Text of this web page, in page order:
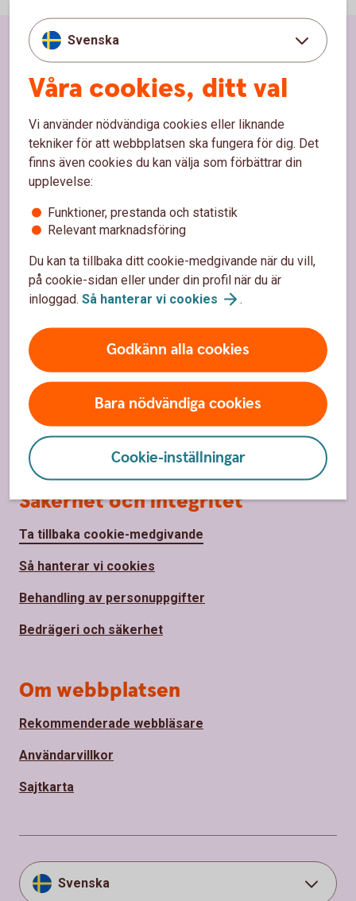
Svenska
Våra cookies, ditt val
Vi använder nödvändiga cookies eller liknande
tekniker för att webbplatsen ska fungera för dig. Det
finns även cookies du kan välja som förbättrar din
upplevelse:
Funktioner, prestanda och statistik
Relevant marknadsföring
Du kan ta tillbaka ditt cookie-medgivande när du vill,
på cookie-sidan eller under din profil när du är
inloggad. Så hanterar vi cookies .
Godkänn alla cookies
Bara nödvändiga cookies
Cookie-inställningar
Sidfot
Hitta snabbt
Kundservice
Spärrhjälp
Hitta bankkontor
Bli kund
Priser, räntor och kurser
Om oss
Hållbarhet
Vårt samhällsengagemang
Press
Jobba hososs
Säkerhet och integritet
Ta tillbaka cookie-medgivande
Så hanterar vi cookies
Behandling av personuppgifter
Bedrägeri och säkerhet
Om webbplatsen
Rekommenderade webbläsare
Användarvillkor
Sajtkarta
Svenska